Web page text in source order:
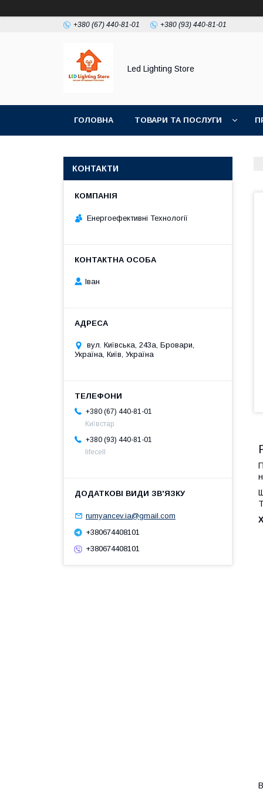
+380 (67) 440-81-01 +380 (93) 440-81-01
Led Lighting Store
ГОЛОВНА ТОВАРИ ТА ПОСЛУГИ
КОНТАКТИ
Енергоефективні Технології
Іван
вул. Київська, 243а, Бровари,
Україна, Київ, Україна
+380 (67) 440-81-01
Київстар
+380 (93) 440-81-01
lifecell
rumyancev.ia@gmail.com
+380674408101
+380674408101